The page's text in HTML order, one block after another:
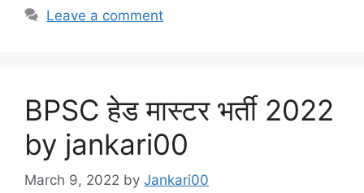
Leave a comment
BPSC हेड मास्टर भर्ती 2022
by jankari00
March 9, 2022 by Jankari00